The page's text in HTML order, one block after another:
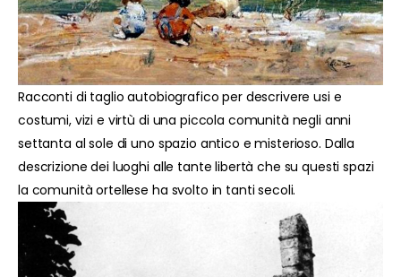
Racconti di taglio autobiografico per descrivere usi e
costumi, vizi e virtù di una piccola comunità negli anni
settanta al sole di uno spazio antico e misterioso. Dalla
descrizione dei luoghi alle tante libertà che su questi spazi
la comunità ortellese ha svolto in tanti secoli.